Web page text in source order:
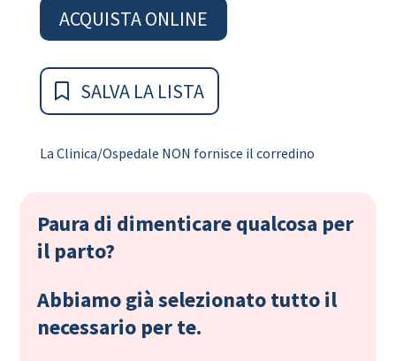
ACQUISTA ONLINE
SALVA LA LISTA
La Clinica/Ospedale NON fornisce il corredino
Paura di dimenticare qualcosa per
il parto?
Abbiamo già selezionato tutto il
necessario per te.